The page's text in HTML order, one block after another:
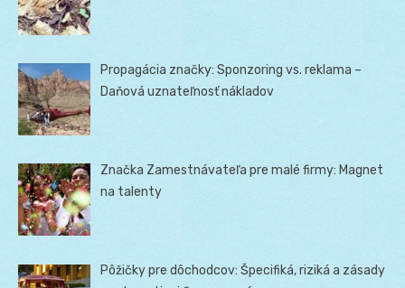
Propagácia značky: Sponzoring vs. reklama –
Daňová uznateľnosť nákladov
Značka Zamestnávateľa pre malé firmy: Magnet
na talenty
Pôžičky pre dôchodcov: Špecifiká, riziká a zásady